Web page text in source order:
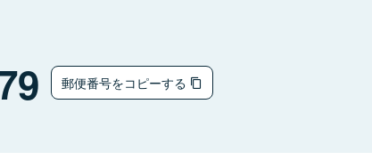
郵便番号をコピーする